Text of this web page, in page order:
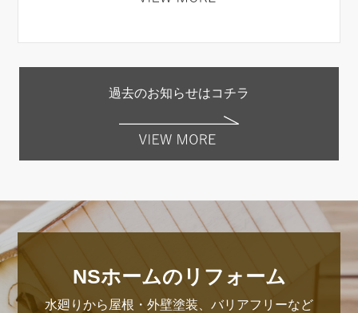
過去のお知らせはコチラ
NSホームのリフォーム
水廻りから屋根・外壁塗装、バリアフリーなど